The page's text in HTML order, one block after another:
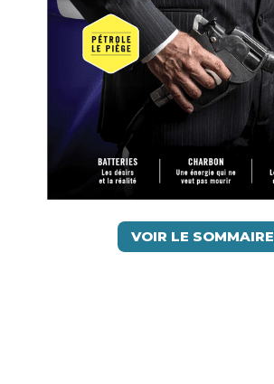
VOIR LE SOMMAIRE